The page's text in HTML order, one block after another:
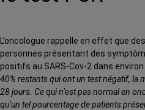
L’oncologue rappelle en effet que
personnes présentant des
positifs au SARS-Cov-2 dans environ
40% restants qui ont un test négatif, la
28 jours. Ce qui n’est pas normal en
qu’un tel pourcentage de patients